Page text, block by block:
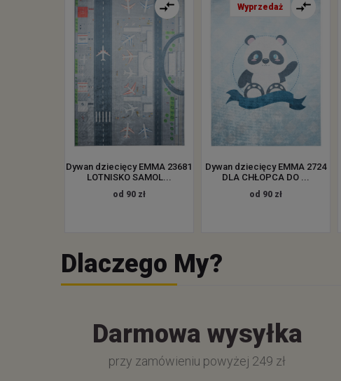
Dywan dziecięcy EMMA 23681
LOTNISKO SAMOL...
od 90 zł
Wyprzedaż
Dywan dziecięcy EMMA 2724
DLA CHŁOPCA DO ...
od 90 zł
Dlaczego My?
Darmowa wysyłka
przy zamówieniu powyżej 249 zł